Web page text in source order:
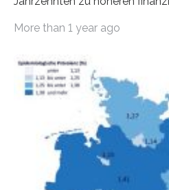
Bundesinstitut für
gesamten Einkommen
unterschiedliche
Deutschland geborene
verändert hat. Das Ergebnis:
hohen Einkommen (oberstes
Nettoäquivalenzeinkommen)
Anstieg des Mietanteils am
hinnehmen mussten, nahm
More than 1 year ago